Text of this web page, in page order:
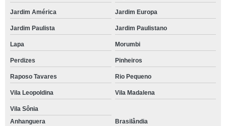
Jardim América Jardim Europa
Jardim Paulista Jardim Paulistano
Lapa Morumbi
Perdizes Pinheiros
Raposo Tavares Rio Pequeno
Vila Leopoldina Vila Madalena
Vila Sônia
Anhanguera
Brasilândia